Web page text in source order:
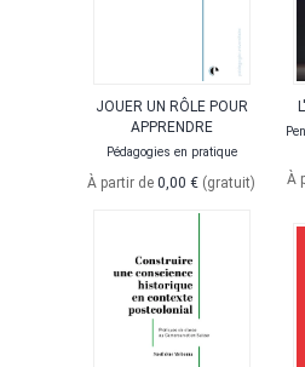
JOUER UN RÔLE POUR
APPRENDRE
Pédagogies en pratique
À partir de 0,00 € (gratuit) À